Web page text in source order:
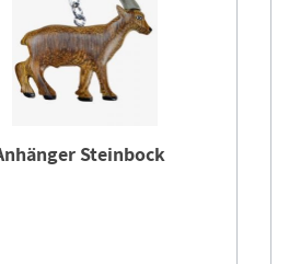
Steinbock